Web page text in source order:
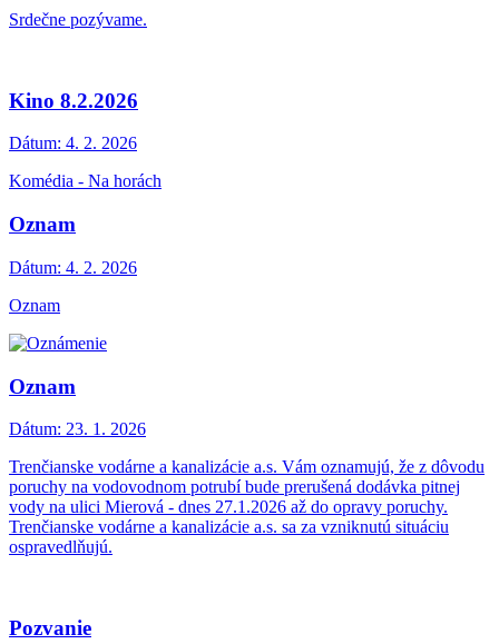
Srdečne pozývame.
Kino 8.2.2026
Dátum: 4. 2. 2026
Komédia - Na horách
Oznam
Dátum: 4. 2. 2026
Oznam
Oznam
Dátum: 23. 1. 2026
Trenčianske vodárne a kanalizácie a.s. Vám oznamujú, že z dôvodu
poruchy na vodovodnom potrubí bude prerušená dodávka pitnej
vody na ulici Mierová - dnes 27.1.2026 až do opravy poruchy.
Trenčianske vodárne a kanalizácie a.s. sa za vzniknutú situáciu
ospravedlňujú.
Pozvanie